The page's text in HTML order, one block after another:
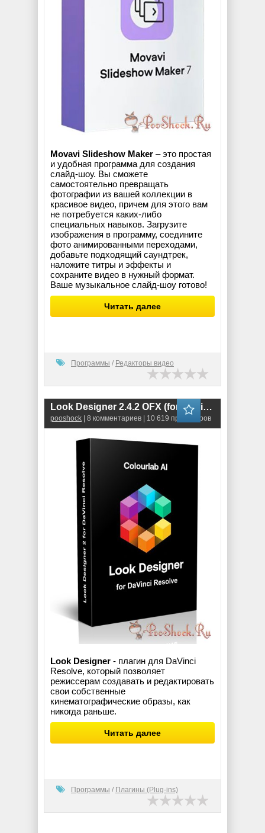
Movavi Slideshow Maker – это простая
и удобная программа для создания
слайд-шоу. Вы сможете
самостоятельно превращать
фотографии из вашей коллекции в
красивое видео, причем для этого вам
не потребуется каких-либо
специальных навыков. Загрузите
изображения в программу, соедините
фото анимированными переходами,
добавьте подходящий саундтрек,
наложите титры и эффекты и
сохраните видео в нужный формат.
Ваше музыкальное слайд-шоу готово!
Читать далее
Программы / Редакторы видео
Look Designer 2.4.2 OFX (for DaVinci Resolve)
pooshock | 8 комментариев | 10 619 просмотров
Look Designer - плагин для DaVinci
Resolve, который позволяет
режиссерам создавать и редактировать
свои собственные
кинематографические образы, как
никогда раньше.
Читать далее
Программы / Плагины (Plug-ins)